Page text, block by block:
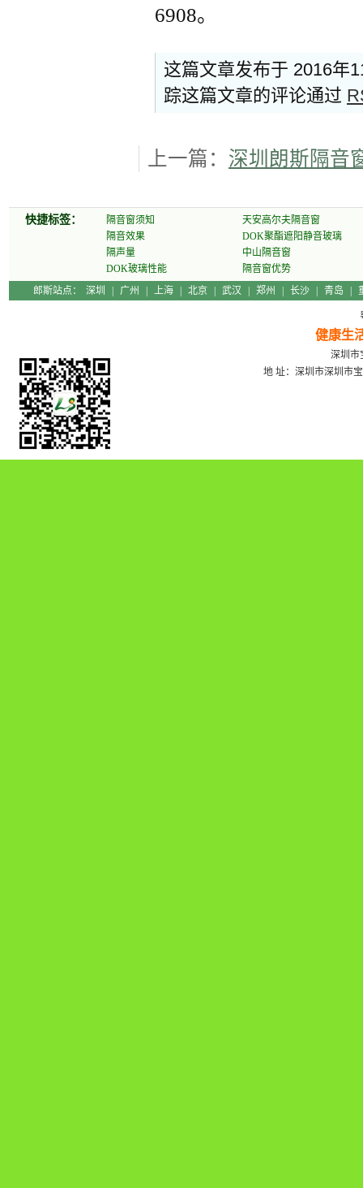
6908。
这篇文章发布于 2016年
踪这篇文章的评论通过
上一篇： 深圳朗斯隔音
快捷标签： 隔音窗须知
天安高尔夫隔音窗
隔音效果
DOK聚酯遮阳静音玻璃
隔声量
中山隔音窗
DOK玻璃性能
隔音窗优势
郎斯站点：
深圳 广州 上海 北京 武汉 郑州 长沙 青岛
健康生
深圳市
地 址：深圳市深圳市